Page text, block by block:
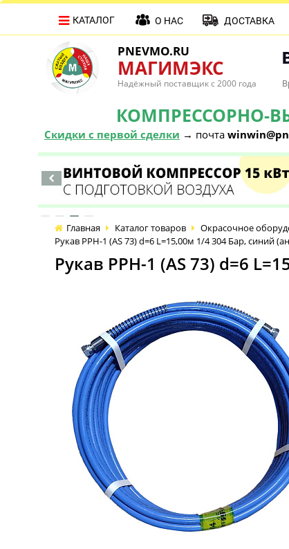
PNEVMO.RU
МАГИМЭКС
Надёжный поставщик с 2000 года
КОМПРЕССОРНО-
Скидки с первой сделки → почта
КАТАЛОГ О НАС ДОСТАВКА
Главная Каталог товаров Окрасочное
Рукав PPH-1 (AS 73) d=6 L=15,00м 1/4 304 Бар, синий
Рукав PPH-1 (AS 73) d=6